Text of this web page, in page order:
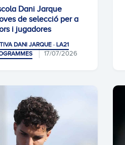
Dani Jarque
de selecció per a
i jugadores
DANI JARQUE · LA21
17/07/2026